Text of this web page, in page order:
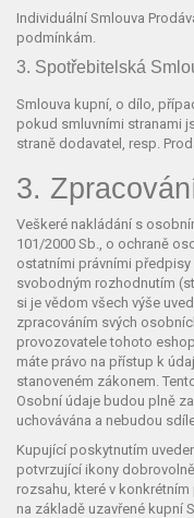
Individuální Smlouva
podmínkám.
3. Spotřebitelská
Smlouva kupní, o dílo,
pokud smluvními stranami
straně dodavatel, resp.
3.
Veškeré nakládání s
101/2000 Sb., o ochraně
ostatními právními předpisy
svobodným rozhodnutím
si je vědom všech výše
zpracováním svých
provozovatele tohoto
máte právo na přístup k
stanoveném zákonem.
Osobní údaje budou plně
uchovávána a nebudou
Kupující poskytnutím
potvrzující ikony
rozsahu, které v
na základě uzavřené kupní